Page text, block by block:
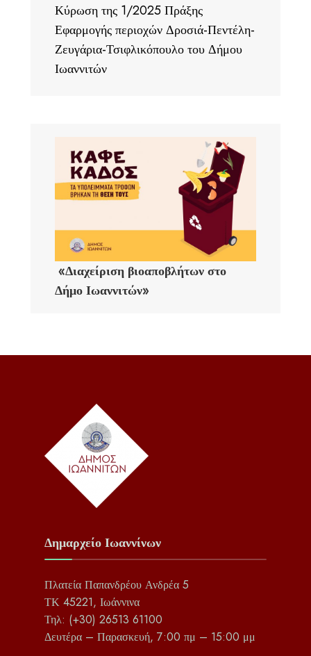
Κύρωση της 1/2025 Πράξης
Εφαρμογής περιοχών Δροσιά-Πεντέλη-
Ζευγάρια-Τσιφλικόπουλο του Δήμου
Ιωαννιτών
«Διαχείριση βιοαποβλήτων στο
Δήμο Ιωαννιτών»
Δημαρχείο Ιωαννίνων
Πλατεία Παπανδρέου Ανδρέα 5
ΤΚ 45221, Ιωάννινα
Τηλ: (+30) 26513 61100
Δευτέρα – Παρασκευή, 7:00 πμ – 15:00 μμ